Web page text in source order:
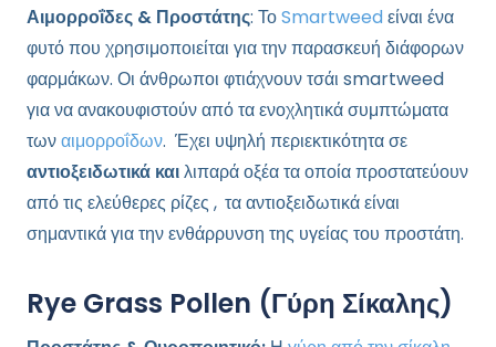
Αιμορροΐδες & Προστάτης: ΤοSmartweedείναι ένα
φυτό που χρησιμοποιείται για την παρασκευή διάφορων
φαρμάκων. Οι άνθρωποι φτιάχνουν τσάι smartweed
για να ανακουφιστούν από τα ενοχλητικά συμπτώματα
τωναιμορροΐδων. Έχει υψηλή περιεκτικότητα σε
αντιοξειδωτικά καιλιπαρά οξέατα οποίαπροστατεύουν
από τις ελεύθερες ρίζες , τα αντιοξειδωτικά είναι
σημαντικά για την ενθάρρυνση της υγείας του προστάτη.
Rye Grass Pollen (Γύρη Σίκαλης)